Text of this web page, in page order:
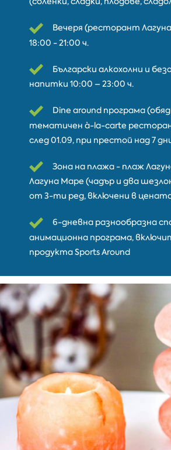
Вечеря (ресторант
18:00 - 21:00 ч.
Български алкохолни и
напитки 10:00 – 23:00 ч.
Dine around програма
тематичен à-la-carte
след 01.09, при престой над 7
Зона на плажа - плаж
Лагуна Маре (чадър и два
от 3-ти ред, включени в
6-дневна разнообразна
анимационна програма,
продуктa Sports Around